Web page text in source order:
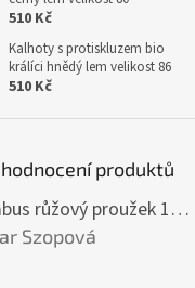
510 Kč
Kalhoty s protiskluzem bio
králíci hnědý lem velikost 86
510 Kč
produktů
Deka bambus růžový proužek 160 x 200 cm
je 5 z 5 hvězdiček.
Szopová